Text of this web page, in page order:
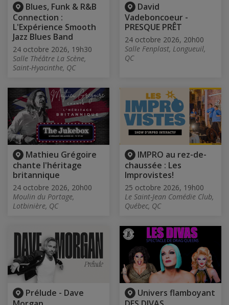
Blues, Funk & R&B
Connection :
L'Expérience Smooth
Jazz Blues Band
24 octobre 2026, 19h30
Salle Théâtre La Scène,
Saint-Hyacinthe, QC
David
Vadeboncoeur -
PRESQUE PRÊT
24 octobre 2026, 20h00
Salle Fenplast, Longueuil,
QC
Mathieu Grégoire
chante l'héritage
britannique
24 octobre 2026, 20h00
Moulin du Portage,
Lotbinière, QC
IMPRO au rez-de-
chaussée : Les
Improvistes!
25 octobre 2026, 19h00
Le Saint-Jean Comédie Club,
Québec, QC
Prélude - Dave
Univers flamboyant